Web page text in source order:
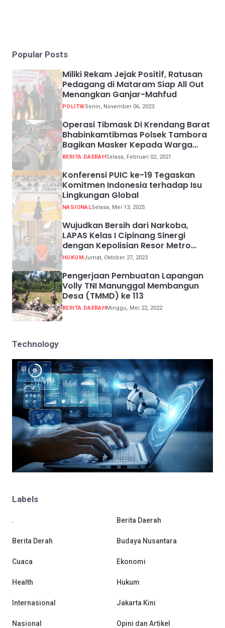
Popular Posts
Miliki Rekam Jejak Positif, Ratusan
Pedagang di Mataram Siap All Out
Menangkan Ganjar-Mahfud
POLITIKSenin, November 06, 2023
Operasi Tibmask Di Krendang Barat
Bhabinkamtibmas Polsek Tambora
Bagikan Masker Kepada Warga
Pelanggar Prokes
BERITA DAERAHSelasa, Februari 02, 2021
Konferensi PUIC ke-19 Tegaskan
Komitmen Indonesia terhadap Isu
Lingkungan Global
NASIONALSelasa, Mei 13, 2025
Wujudkan Bersih dari Narkoba,
LAPAS Kelas I Cipinang Sinergi
dengan Kepolisian Resor Metro
Jakarta Barat
HUKUMJumat, Oktober 27, 2023
Pengerjaan Pembuatan Lapangan
Volly TNI Manunggal Membangun
Desa (TMMD) ke 113
BERITA DAERAHMinggu, Mei 22, 2022
Technology
Labels
. Berita Daerah
Berita Derah Budaya Nusantara
Cuaca Ekonomi
Health Hukum
Internasional Jakarta Kini
Nasional Opini dan Artikel